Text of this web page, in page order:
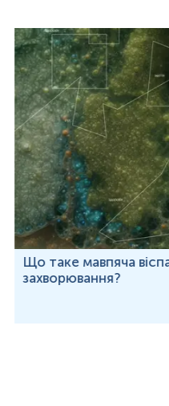
Що таке мавпяча
захворювання?